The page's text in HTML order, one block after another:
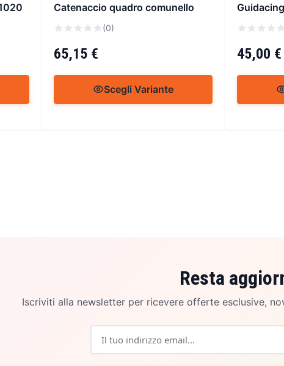
Catenaccio quadro comunello
(0)
65,15 €
Scegli Variante
45,00 €
Resta
Iscriviti alla newsletter per ricevere offerte esclusive,